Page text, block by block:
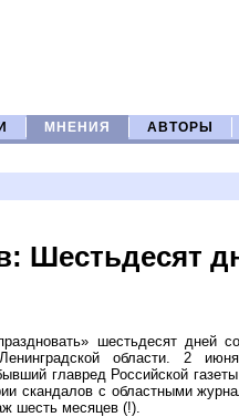
МНЕНИЯ АВТОРЫ
Шестьдесят
шестьдесят дней
Ленинградской области. 2
главред Российской
скандалов с областными
шесть месяцев (!).